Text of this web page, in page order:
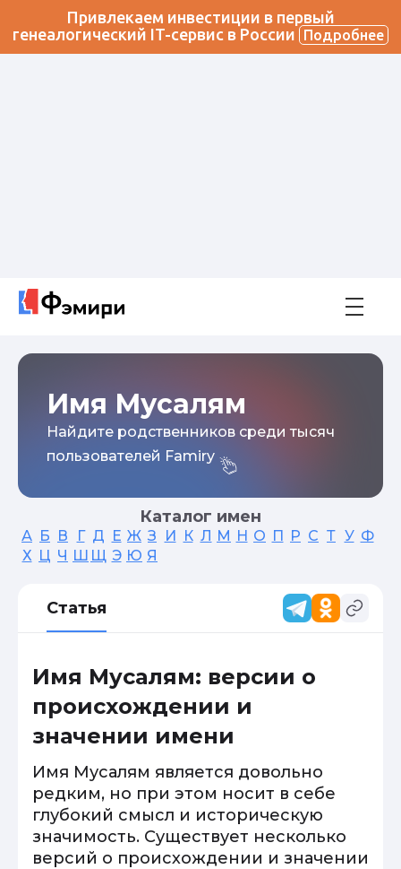
Привлекаем инвестиции в первый
генеалогический IT-сервис в России
Подробнее
Имя Мусалям
Найдите родственников среди тысяч
пользователей Famiry
Каталог имен
А Б В Г Д Е Ж З И К Л М Н О П Р С Т У Ф
Х Ц Ч Ш Щ Э Ю Я
Статья
Имя Мусалям: версии о
происхождении и
значении имени
Имя Мусалям является довольно
редким, но при этом носит в себе
глубокий смысл и историческую
значимость. Существует несколько
версий о происхождении и значении